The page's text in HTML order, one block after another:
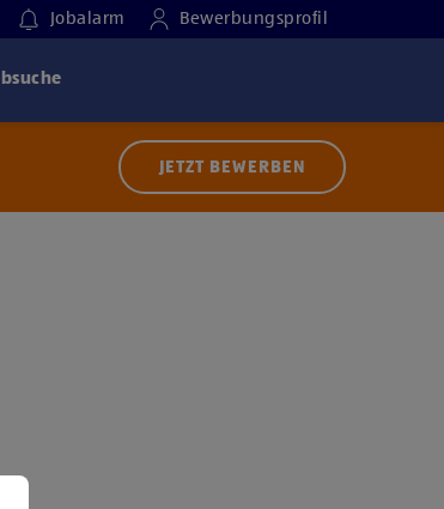
Jobalarm Bewerbungsprofil
JETZT BEWERBEN